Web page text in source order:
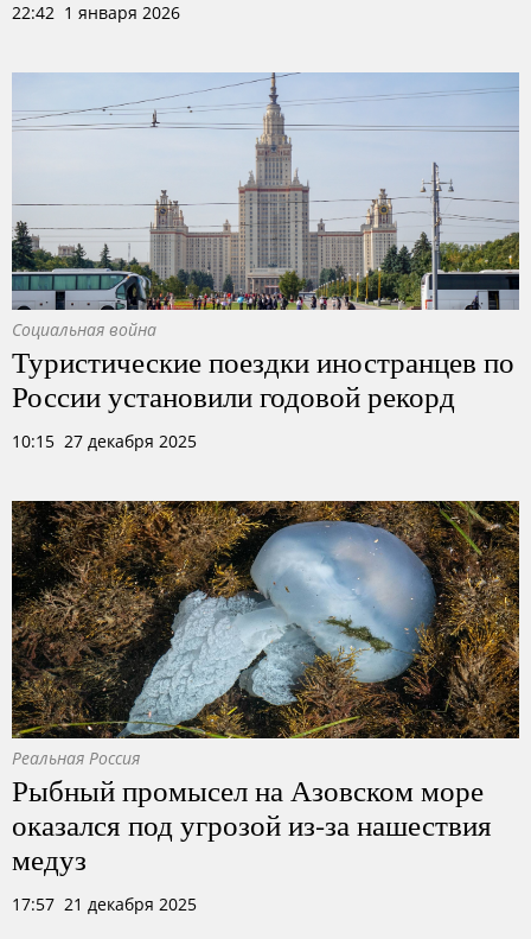
22:42 1 января 2026
Социальная война
Туристические поездки иностранцев по
России установили годовой рекорд
10:15 27 декабря 2025
Реальная Россия
Рыбный промысел на Азовском море
оказался под угрозой из-за нашествия
медуз
17:57 21 декабря 2025